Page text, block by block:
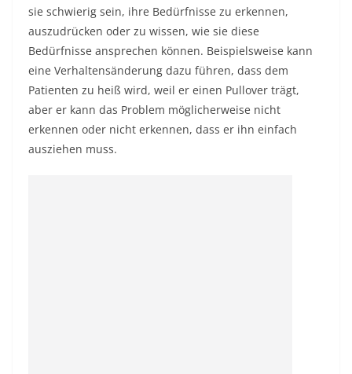
sie schwierig sein, ihre Bedürfnisse zu erkennen,
auszudrücken oder zu wissen, wie sie diese
Bedürfnisse ansprechen können. Beispielsweise kann
eine Verhaltensänderung dazu führen, dass dem
Patienten zu heiß wird, weil er einen Pullover trägt,
aber er kann das Problem möglicherweise nicht
erkennen oder nicht erkennen, dass er ihn einfach
ausziehen muss.